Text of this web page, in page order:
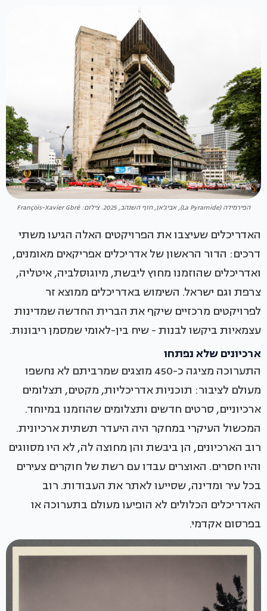
הפירמידה (La Pyramide), אביג'אן, חוף השנהב, 2025. צילום: François-Xavier Gbré
האדריכלים שעיצבו את הפרויקטים האלה הגיעו משתי
דרכים: הדור הראשון של אדריכלים אפריקאים מאומנים,
ואדריכלים שהוזמנו מחוץ ליבשת, מיוגוסלביה, איטליה,
צרפת וגם ישראל. השימוש באדריכלים ממוצא זר
לפרויקטים מרכזיים שיקף את הברית החדשה שמדינות
עצמאיות ביקשו לבנות - שיח בין-לאומי שמסמן ריבונות.
ארכיונים שלא נפתחו
התערוכה מציגה כ-450 מוצגים שמרביתם לא נחשפו
מעולם לציבור: תוכניות אדריכליות, מקטים, תצלומים
ארכיוניים, סרטים חדשים ותצלומים שהוזמנו במיוחד.
המכשול העיקרי במחקר היה היעדר תשתית ארכיונית.
רוב הארכיונים, הן ביבשת והן מחוצה לה, לא היו מסווגים
והיו חסרים. האוצרים עבדו עם רשת של חוקרים צעירים
בכל עיר ומדינה, שסייעו לאתר את העבודות. רוב
האדריכלים הכלולים לא הופיעו מעולם בתערוכה או
בפרסום אקדמי.